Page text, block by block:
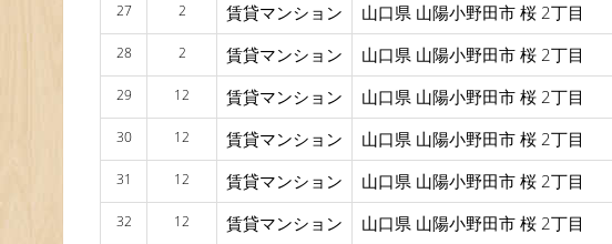
27 2 賃貸マンション 山口県 山陽小野田市 桜 2丁目
28 2 賃貸マンション 山口県 山陽小野田市 桜 2丁目
29 12 賃貸マンション 山口県 山陽小野田市 桜 2丁目
30 12 賃貸マンション 山口県 山陽小野田市 桜 2丁目
31 12 賃貸マンション 山口県 山陽小野田市 桜 2丁目
32 12 賃貸マンション 山口県 山陽小野田市 桜 2丁目